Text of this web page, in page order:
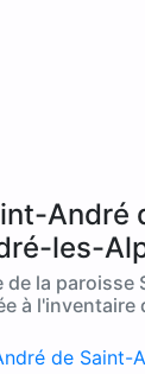
André
les-
de la paroisse
à l'inventaire